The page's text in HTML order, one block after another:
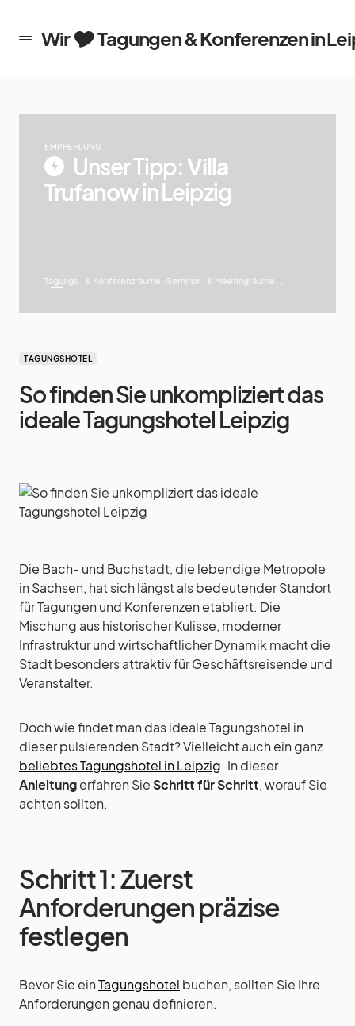
in Leipzig
Wir 🎔 Tagungen & Konferenzen in
EMPFEHLUNG
Unser Tipp: Villa
Trufanowin Leipzig
Tagungs- & Konferenzräume . Seminar- & Meetingräume ...
TAGUNGSHOTEL
So finden Sie unkompliziert das
ideale Tagungshotel Leipzig
Die Bach- und Buchstadt, die lebendige Metropole
in Sachsen, hat sich längst als bedeutender Standort
für Tagungen und Konferenzen etabliert. Die
Mischung aus historischer Kulisse, moderner
Infrastruktur und wirtschaftlicher Dynamik macht die
Stadt besonders attraktiv für Geschäftsreisende und
Veranstalter.
Doch wie findet man das ideale Tagungshotel in
dieser pulsierenden Stadt? Vielleicht auch ein ganz
beliebtes Tagungshotel in Leipzig. In dieser
Anleitungerfahren SieSchritt für Schritt, worauf Sie
achten sollten.
Schritt 1: Zuerst
Anforderungen präzise
festlegen
Bevor Sie einTagungshotel buchen, sollten Sie Ihre
Anforderungen genau definieren.